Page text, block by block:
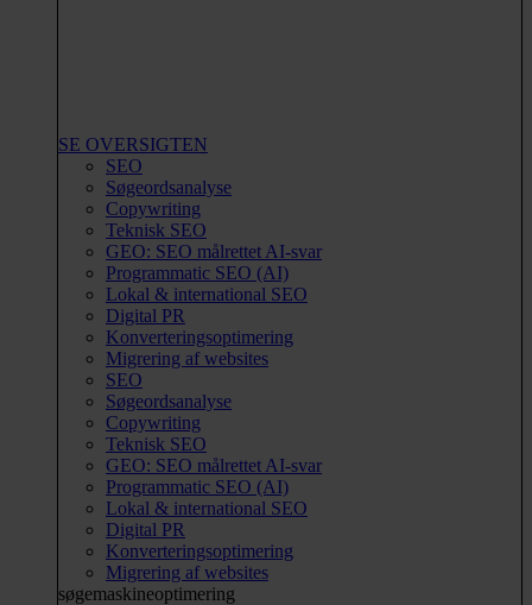
SE OVERSIGTEN
SEO
Søgeordsanalyse
Copywriting
Teknisk SEO
GEO: SEO målrettet AI-svar
Programmatic SEO (AI)
Lokal & international SEO
Digital PR
Konverteringsoptimering
Migrering af websites
SEO
Søgeordsanalyse
Copywriting
Teknisk SEO
GEO: SEO målrettet AI-svar
Programmatic SEO (AI)
Lokal & international SEO
Digital PR
Konverteringsoptimering
Migrering af websites
søgemaskineoptimering